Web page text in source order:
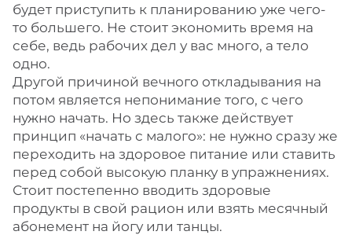
будет приступить к планированию уже чего-
то большего. Не стоит экономить время на
себе, ведь рабочих дел у вас много, а тело
одно.
Другой причиной вечного откладывания на
потом является непонимание того, с чего
нужно начать. Но здесь также действует
принцип «начать с малого»: не нужно сразу же
переходить на здоровое питание или ставить
перед собой высокую планку в упражнениях.
Стоит постепенно вводить здоровые
продукты в свой рацион или взять месячный
абонемент на йогу или танцы.